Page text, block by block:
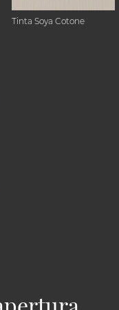
Tinta Soya Cotone